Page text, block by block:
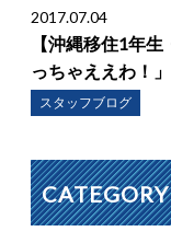
2017.07.04
【沖縄移住1年
っちゃええわ！
スタッフブログ
CATEGORY